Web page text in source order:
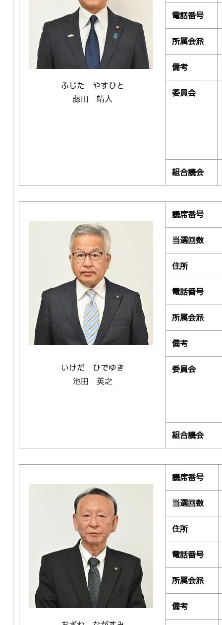
ふじた やすひと
藤田 靖人
電話番号
所属会派
備考
委員会
組合議会
いけだ ひでゆき
池田 英之
議席番号
当選回数
住所
電話番号
所属会派
備考
委員会
組合議会
議席番号
当選回数
住所
電話番号
所属会派
備考